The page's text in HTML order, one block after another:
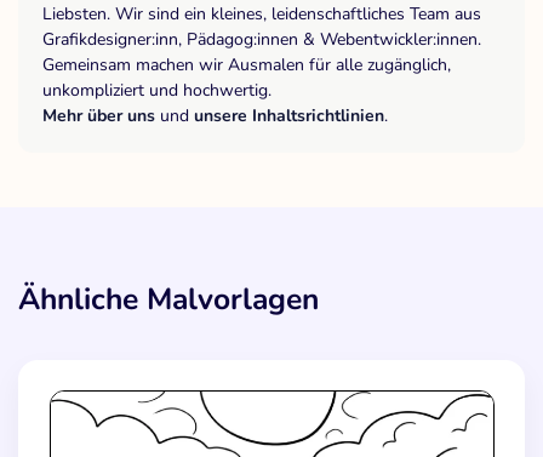
Liebsten. Wir sind ein kleines, leidenschaftliches Team aus
Grafikdesigner:inn, Pädagog:innen & Webentwickler:innen.
Gemeinsam machen wir Ausmalen für alle zugänglich,
unkompliziert und hochwertig.
Mehr über uns und unsere Inhaltsrichtlinien.
Ähnliche Malvorlagen